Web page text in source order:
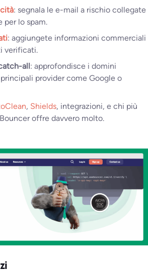
: segnala le e-mail a rischio collegate
per lo spam.
: aggiungete informazioni commerciali
verificati.
all: approfondisce i domini
provider come Google o
, Shields, integrazioni, e chi più
offre davvero molto.